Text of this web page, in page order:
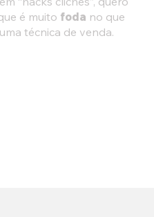
é muito foda no que
técnica de venda.